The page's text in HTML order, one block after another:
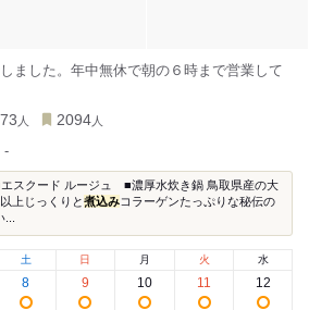
ました。年中無休で朝の６時まで営業して
73 人 2094 人
-
スクード ルージュ ■濃厚水炊き鍋 鳥取県産の大
上じっくりと煮込みコラーゲンたっぷりな秘伝の
土
8
日
9
月
10
火
11
水
12